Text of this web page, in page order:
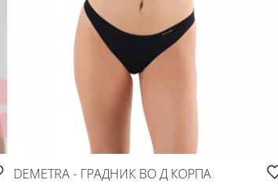
DEMETRA - ГРАДНИК ВО Д КОРПА